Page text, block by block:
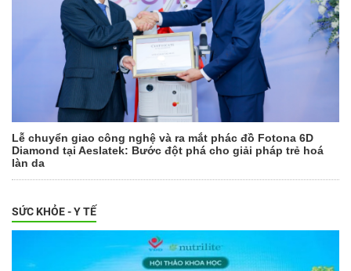
Lễ chuyển giao công nghệ và ra mắt phác đồ Fotona 6D
Diamond tại Aeslatek: Bước đột phá cho giải pháp trẻ hoá
làn da
SỨC KHỎE - Y TẾ